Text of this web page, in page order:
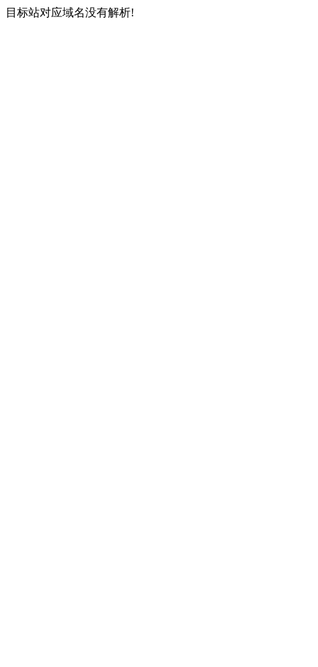
目标站对应域名没有解析!